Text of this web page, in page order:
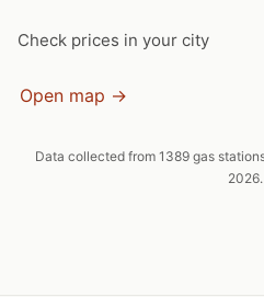
Check prices in your city
Open map →
Data collected from 1389 gas
2026.